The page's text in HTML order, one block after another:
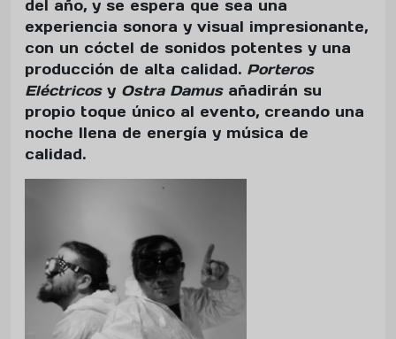
del año, y se espera que sea una
experiencia sonora y visual impresionante,
con un cóctel de sonidos potentes y una
producción de alta calidad. Porteros
Eléctricosy Ostra Damusañadirán su
propio toque único al evento, creando una
noche llena de energía y música de
calidad.